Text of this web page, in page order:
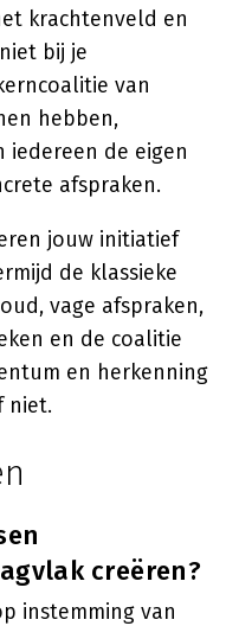
krachtenveld en
bij je
van
hebben,
de eigen
afspraken.
jouw initiatief
de klassieke
vage afspraken,
en de coalitie
en herkenning
niet.
creëren?
instemming van